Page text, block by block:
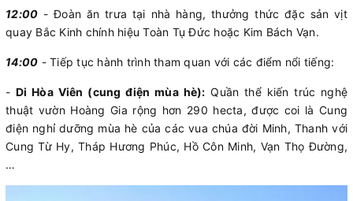
12:00 - Đoàn ăn trưa tại nhà hàng, thưởng thức đặc sản vịt
quay Bắc Kinh chính hiệu Toàn Tụ Đức hoặc Kim Bách Vạn.
14:00 - Tiếp tục hành trình tham quan với các điểm nổi tiếng:
- Di Hòa Viên (cung điện mùa hè): Quần thể kiến trúc nghệ
thuật vườn Hoàng Gia rộng hơn 290 hecta, được coi là Cung
điện nghỉ dưỡng mùa hè của các vua chúa đời Minh, Thanh với
Cung Từ Hy, Tháp Hương Phúc, Hồ Côn Minh, Vạn Thọ Đường,
…